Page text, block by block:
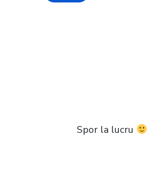
Spor la lucru